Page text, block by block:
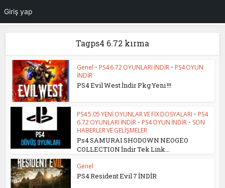
Tagps4 6.72 kırma
Genel • PS4 6.72 OYUNLARI İNDİR • PS4 OYUN
İNDİR
PS4 Evil West İndir Pkg Yeni !!!
PS4 5.05 YENİ OYUNLAR VE FİX DOSYALARI • PS4
6.72 OYUNLARI İNDİR • PS4 OYUN İNDİR • SON
HABERLER VE GELİŞMELER
Ps4 SAMURAI SHODOWN NEOGEO
COLLECTION İndir Tek Link...
Genel
PS4 Resident Evil 7 İNDİR
Giriş yap